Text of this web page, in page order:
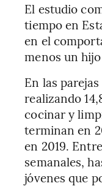
El estudio
tiempo en
en el
menos un
En las
realizando
cocinar y
terminan en
en 2019.
semanales,
jóvenes que